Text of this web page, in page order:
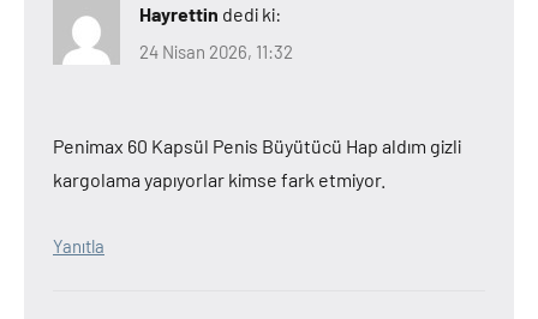
Hayrettin dedi ki:
24 Nisan 2026, 11:32
Penimax 60 Kapsül Penis Büyütücü Hap aldım gizli
kargolama yapıyorlar kimse fark etmiyor.
Yanıtla